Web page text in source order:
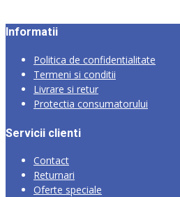
Informatii
Politica de confidentialitate
Termeni si conditii
Livrare si retur
Protectia consumatorului
Servicii clienti
Contact
Returnari
Oferte speciale